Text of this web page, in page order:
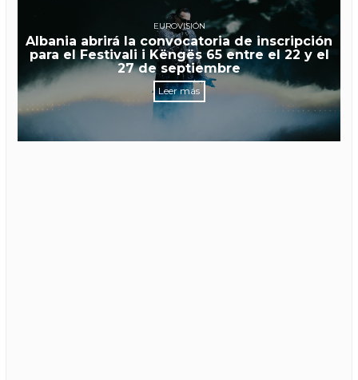
EUROVISIÓN
Albania abrirá la convocatoria de inscripción
para el Festivali i Këngës 65 entre el 22 y el
27 de septiembre
Leer más